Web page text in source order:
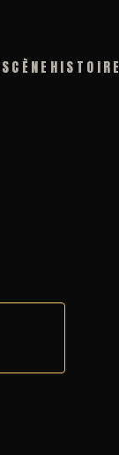
SCÈNE HISTOIRE